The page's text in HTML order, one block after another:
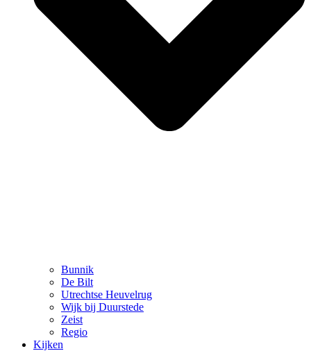
Bunnik
De Bilt
Utrechtse Heuvelrug
Wijk bij Duurstede
Zeist
Regio
Kijken